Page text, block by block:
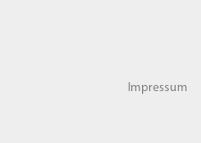
Impressum